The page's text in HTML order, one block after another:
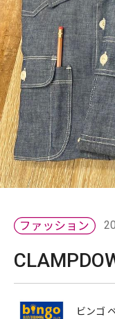
ビンゴ